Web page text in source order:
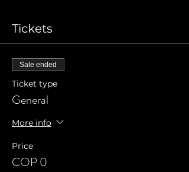
Tickets
Sale ended
Ticket type
General
More info
Price
COP 0